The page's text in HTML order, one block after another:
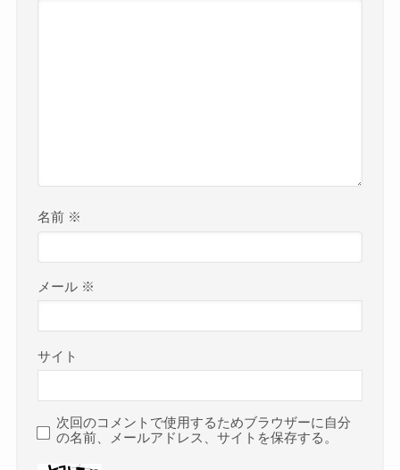
名前 ※
メール ※
サイト
次回のコメントで使用するためブラウザーに自分
の名前、メールアドレス、サイトを保存する。